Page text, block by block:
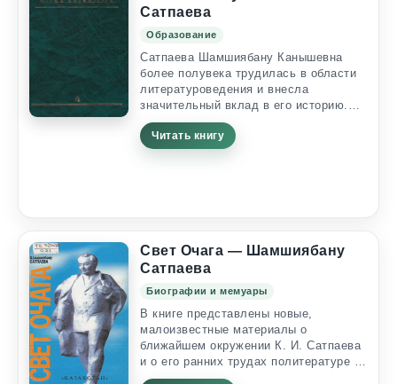
поборника тюрко-славянского
гигантских...
Сатпаева
Образование
Сатпаева Шамшиябану Канышевна
более полувека трудилась в области
литературоведения и внесла
значительный вклад в его историю.
Автор многочисленных исследований,
монографий, учебников. учебных
пособий. В этой книге собраны статьи,
и культуры Шамшиябану Канышевна
Сат-паева —...
Читать книгу
Свет Очага — Шамшиябану
Сатпаева
Биографии и мемуары
В книге представлены новые,
малоизвестные материалы о
ближайшем окружении К. И. Сатпаева
и о его ранних трудах политературе и
искусству. Преподавателям,